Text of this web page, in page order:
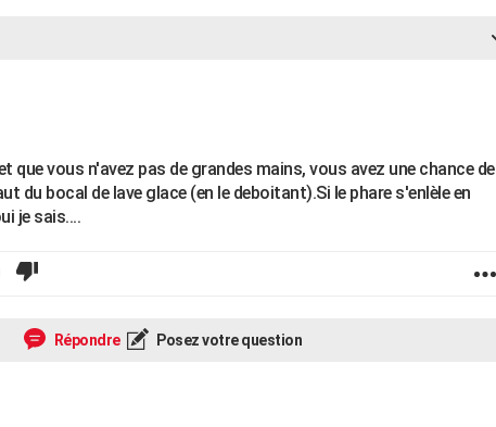
que vous n'avez pas de grandes mains, vous avez une chance de
du bocal de lave glace (en le deboitant).Si le phare s'enlèle en
je sais....
Répondre Posez votre question